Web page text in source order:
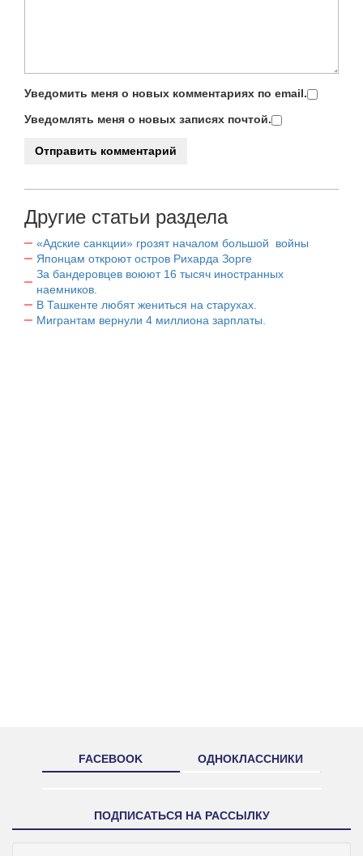
Уведомить меня о новых комментариях по email.
Уведомлять меня о новых записях почтой.
Другие статьи раздела
«Адские санкции» грозят началом большой войны
Японцам откроют остров Рихарда Зорге
За бандеровцев воюют 16 тысяч иностранных
наемников.
В Ташкенте любят жениться на старухах.
Мигрантам вернули 4 миллиона зарплаты.
FACEBOOK ОДНОКЛАССНИКИ
ПОДПИСАТЬСЯ НА РАССЫЛКУ